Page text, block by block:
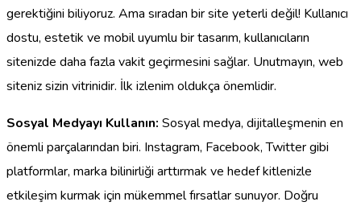
gerektiğini biliyoruz. Ama sıradan bir site yeterli değil! Kullanıcı
dostu, estetik ve mobil uyumlu bir tasarım, kullanıcıların
sitenizde daha fazla vakit geçirmesini sağlar. Unutmayın, web
siteniz sizin vitrinidir. İlk izlenim oldukça önemlidir.
Sosyal Medyayı Kullanın: Sosyal medya, dijitalleşmenin en
önemli parçalarından biri. Instagram, Facebook, Twitter gibi
platformlar, marka bilinirliği arttırmak ve hedef kitlenizle
etkileşim kurmak için mükemmel fırsatlar sunuyor. Doğru